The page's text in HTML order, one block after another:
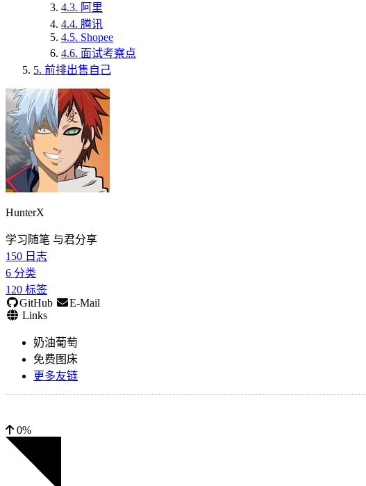
4.3. 阿里
4.4. 腾讯
4.5. Shopee
4.6. 面试考察点
5. 前排出售自己
HunterX
学习随笔 与君分享
150 日志
6 分类
120 标签
GitHub
E-Mail
Links
奶油葡萄
免费图床
更多友链
0%